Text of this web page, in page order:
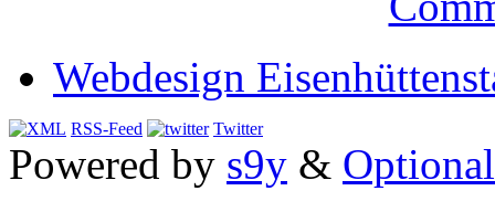
Webdesign
RSS-Feed Twitter
Powered by s9y &